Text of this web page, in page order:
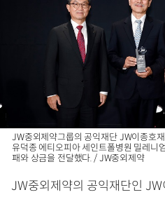
JW중외제약그룹의 공익재단 JW이종호
유덕종 에티오피아 세인트폴병원 밀레니
패와 상금을 전달했다. / JW중외제약
JW중외제약의 공익재단인